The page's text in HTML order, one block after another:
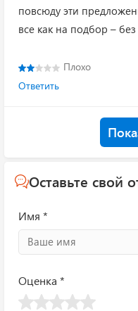
повсюду эти
все как на подбор –
Плохо
Ответить
Оставьте свой
Имя *
Оценка *